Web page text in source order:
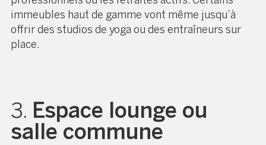
immeubles haut de gamme vont même jusqu’à
offrir des studios de yoga ou des entraîneurs sur
place.
3. Espace lounge ou
salle commune